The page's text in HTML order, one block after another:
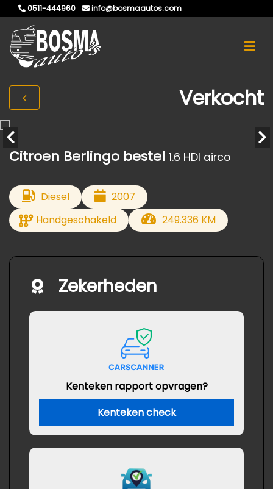
0511-444960 info@bosmaautos.com
Verkocht
Citroen Berlingo bestel 1.6 HDI airco
Diesel
2007
Handgeschakeld
249.336 KM
Zekerheden
Kenteken rapport opvragen?
Kenteken check